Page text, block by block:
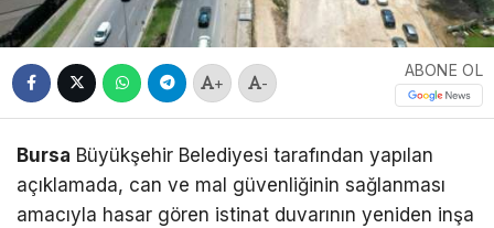
+ -
ABONE OL
Bursa Büyükşehir Belediyesi tarafından yapılan
açıklamada, can ve mal güvenliğinin sağlanması
amacıyla hasar gören istinat duvarının yeniden inşa